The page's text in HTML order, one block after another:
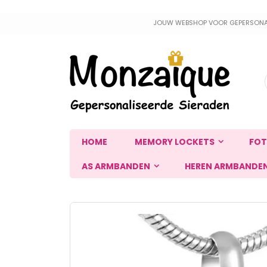
inhoud
JOUW WEBSHOP VOOR
HOME MEMORY LOCKETS
AS ARMBANDEN HEREN
Ga